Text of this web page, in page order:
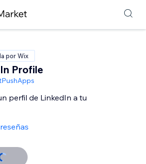
por Wix
Profile
perfil de LinkedIn a tu
reseñas